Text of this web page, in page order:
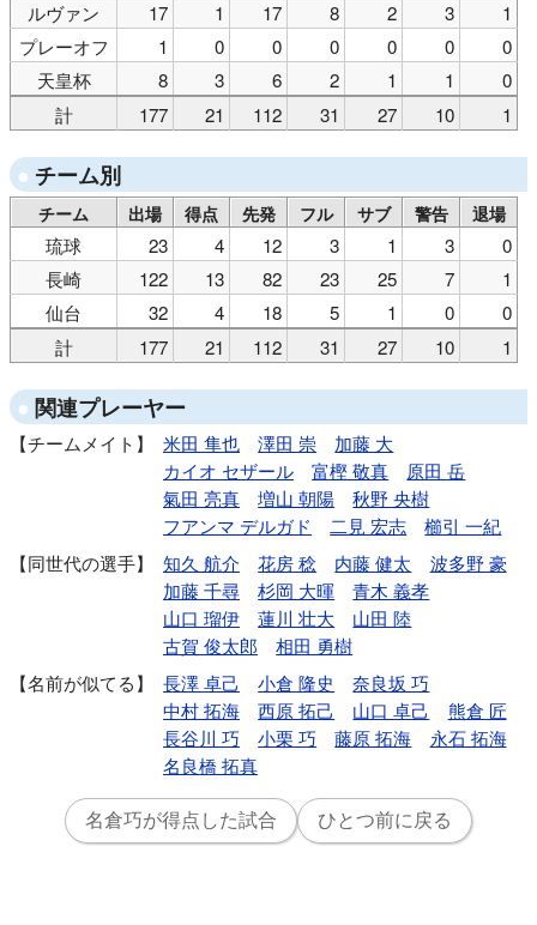
ルヴァン
17 1 17 8 2 3
1
プレーオフ
1 0 0 0 0 0
0
天皇杯
8 3 6 2 1 1
0
計
177 21 112 31 27 10 1
チーム別
チーム 出場 得点 先発 フル サブ 警告 退場
琉球 23 4 12 3 1 3
0
長崎
122 13 82 23 25 7
1
仙台
32 4 18 5 1 0
0
計
177 21 112 31 27 10 1
関連プレーヤー
チームメイト 米田 隼也 澤田 崇
加藤 大
カイオ セザール
富樫 敬真
原田 岳
氣田 亮真
増山 朝陽
秋野 央樹
フアンマ デルガド
二見 宏志
櫛引 一紀
同世代の選手
知久 航介 花房 稔 内藤 健太
波多野 豪
加藤 千尋
杉岡 大暉
青木 義孝
山口 瑠伊
蓮川 壮大
山田 陸
古賀 俊太郎
相田 勇樹
名前が似てる
長澤 卓己 小倉 隆史
奈良坂 巧
中村 拓海
西原 拓己 山口 卓己
熊倉 匠
長谷川 巧
小栗 巧 藤原 拓海
永石 拓海
名良橋 拓真
名倉巧が得点した試合 ひとつ前に戻る